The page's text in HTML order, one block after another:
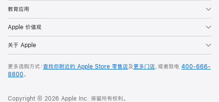
教育应用
Apple 价值观
关于 Apple
更多选购方式：查找你附近的 Apple Store 零售店及更多门店，或者致电 400-666-
8800。
Copyright © 2026 Apple Inc. 保留所有权利。